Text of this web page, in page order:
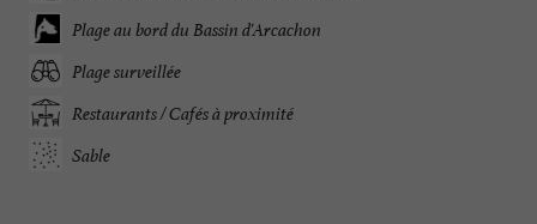
Plage au bord du Bassin d'Arcachon
Plage surveillée
Restaurants / Cafés à proximité
Sable